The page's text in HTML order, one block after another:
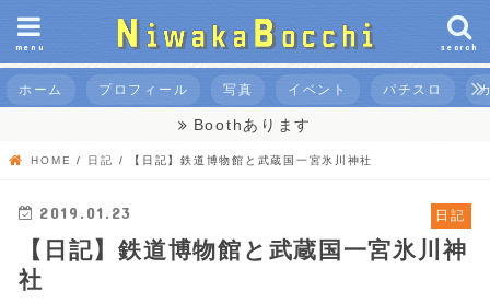
search
menu
ホーム プロフィール 写真 イベント パチスロ
Boothあります
HOME 日記 【日記】鉄道博物館と武蔵国一宮氷川神社
日記
2019.01.23
【日記】鉄道博物館と武蔵国一宮氷川神
社